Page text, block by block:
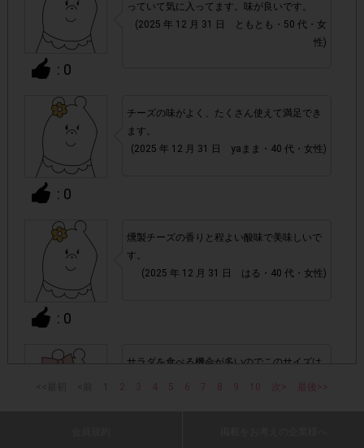
▼ポイント付与対象外
チェックポイントの条件を満たしていない場合
・1つのアンケートにつき、お1人様あたり複数回の参加が
確認された場合。
株式会社エクスクリエが運営する、レシートを活用したサ
ービスのモニター回答は、
・レシート画像に
「チェーン名」「店舗名」「電話番
号」「購入日時」「対象商品名」「購入個数」「価格」
の全てが記載されていない場合
画像は、1つのアンケートにつき必ず1枚でお送りくだ
: 0
っていて気に入ってます。味が良いです。
(2025 年 12 月 31 日 ともとも・50 代・女
性)
: 0
チーズの味がよく、たくさん使えて満足でき
ます。
(2025 年 12 月 31 日 yaまま・40 代・女性)
: 0
燻製チーズの香りと程よい酸味で美味しいで
す。
(2025 年 12 月 31 日 はる・40 代・女性)
サラダを食べる機会が多いのでこのサイズは
2 3 4 5 6 7 8 9 10 次> 最後>>